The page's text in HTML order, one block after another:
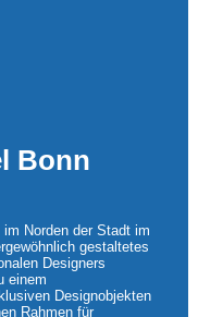
Bonn
Norden der Stadt im
gestaltetes
Designers
einem
Designobjekten
Rahmen für